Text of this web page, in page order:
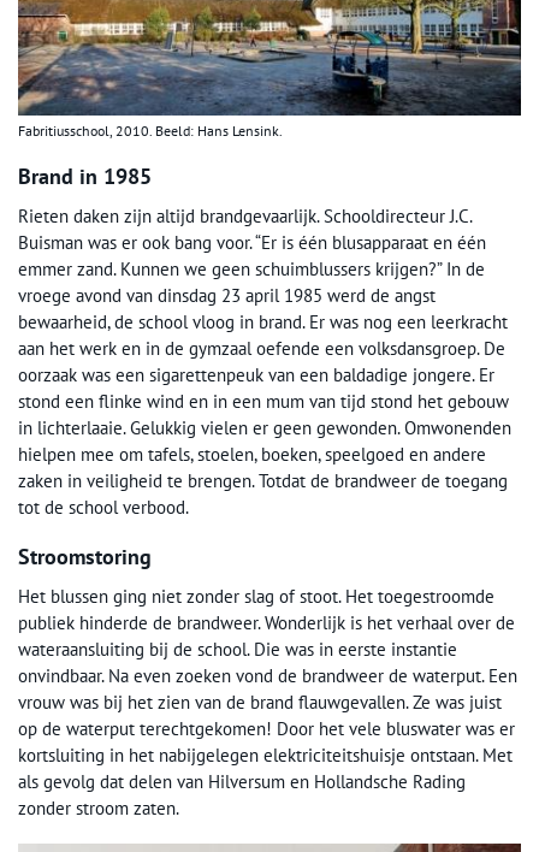
Fabritiusschool, 2010. Beeld: Hans Lensink.
Brand in 1985
Rieten daken zijn altijd brandgevaarlijk. Schooldirecteur J.C.
Buisman was er ook bang voor. “Er is één blusapparaat en één
emmer zand. Kunnen we geen schuimblussers krijgen?” In de
vroege avond van dinsdag 23 april 1985 werd de angst
bewaarheid, de school vloog in brand. Er was nog een leerkracht
aan het werk en in de gymzaal oefende een volksdansgroep. De
oorzaak was een sigarettenpeuk van een baldadige jongere. Er
stond een flinke wind en in een mum van tijd stond het gebouw
in lichterlaaie. Gelukkig vielen er geen gewonden. Omwonenden
hielpen mee om tafels, stoelen, boeken, speelgoed en andere
zaken in veiligheid te brengen. Totdat de brandweer de toegang
tot de school verbood.
Stroomstoring
Het blussen ging niet zonder slag of stoot. Het toegestroomde
publiek hinderde de brandweer. Wonderlijk is het verhaal over de
wateraansluiting bij de school. Die was in eerste instantie
onvindbaar. Na even zoeken vond de brandweer de waterput. Een
vrouw was bij het zien van de brand flauwgevallen. Ze was juist
op de waterput terechtgekomen! Door het vele bluswater was er
kortsluiting in het nabijgelegen elektriciteitshuisje ontstaan. Met
als gevolg dat delen van Hilversum en Hollandsche Rading
zonder stroom zaten.